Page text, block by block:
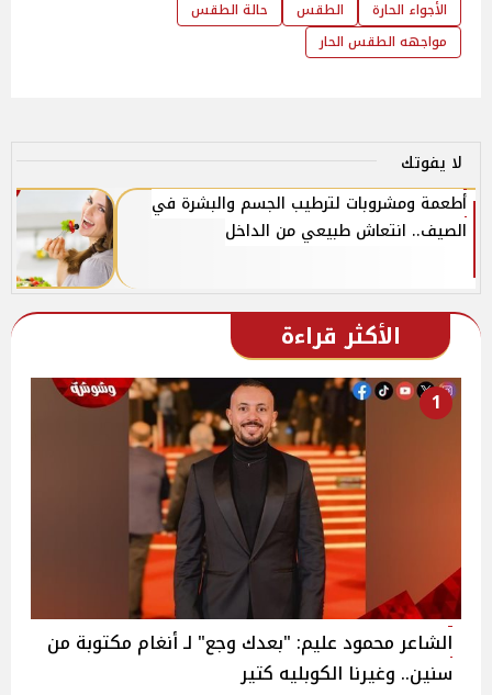
الأجواء الحارة
الطقس
حالة الطقس
مواجهه الطقس الحار
لا يفوتك
أطعمة ومشروبات لترطيب الجسم والبشرة في
الصيف.. انتعاش طبيعي من الداخل
الأكثر قراءة
1
الشاعر محمود عليم: "بعدك وجع" لـ أنغام مكتوبة من
سنين.. وغيرنا الكوبليه كتير